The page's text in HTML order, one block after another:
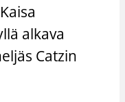
alkava
Catzin